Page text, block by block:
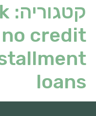
קטגוריה:
credit
loans